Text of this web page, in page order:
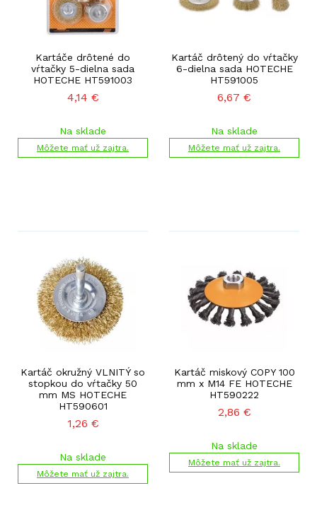
Kartáče drôtené do
vŕtačky 5-dielna sada
HOTECHE HT591003
4,14 €
Na sklade
Môžete mať už zajtra.
Kartáč drôtený do vŕtačky
6-dielna sada HOTECHE
HT591005
6,67 €
Na sklade
Môžete mať už zajtra.
Kartáč okružný VLNITÝ so
stopkou do vŕtačky 50
mm MS HOTECHE
HT590601
1,26 €
Na sklade
Môžete mať už zajtra.
Kartáč miskový COPY 100
mm x M14 FE HOTECHE
HT590222
2,86 €
Na sklade
Môžete mať už zajtra.